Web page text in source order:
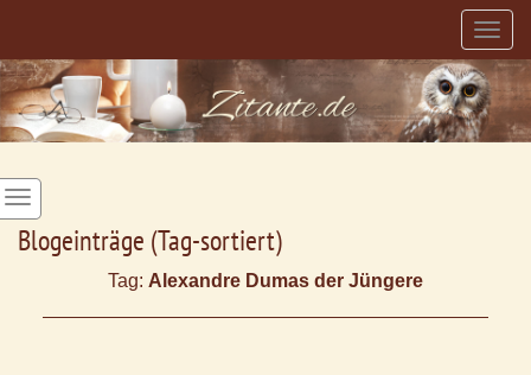
Blogeinträge (Tag-sortiert)
Tag: Alexandre Dumas der Jüngere